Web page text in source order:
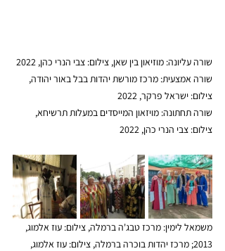
שורה עליונה: מוזיאון בין שאן, צילום: צבי הנרי כהן, 2022
שורה אמצעית: מרכז מורשת יהדות בבל באור יהודה,
צילום: ישראל פרקר, 2022
שורה תחתונה: מויזאון המייסדים במעלות תרשיחא,
צילום: צבי הנרי כהן, 2022
משמאל לימין: מרכז טבג'ה ברמלה, צילום: עוז אלמוג,
2013; מרכז יהדות בוכרה ברמלה, צילום: עוז אלמוג,